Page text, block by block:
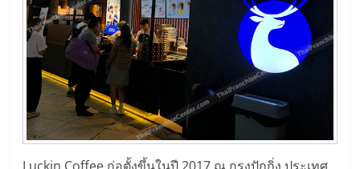
รน
ไชส์,
รวม